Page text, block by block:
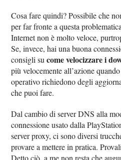
Cosa fare quindi? Possibile che
per far fronte a questa
Internet non è molto veloce,
Se, invece, hai una buona
consigli sucome velocizzare i
più velocemente all’azione
operativo richiedono degli
che puoi fare.
Dal cambio di server DNS alla
connessione usato dalla
server proxy, ci sono diversi
provare a mettere in pratica.
Detto ciò, a me non resta che